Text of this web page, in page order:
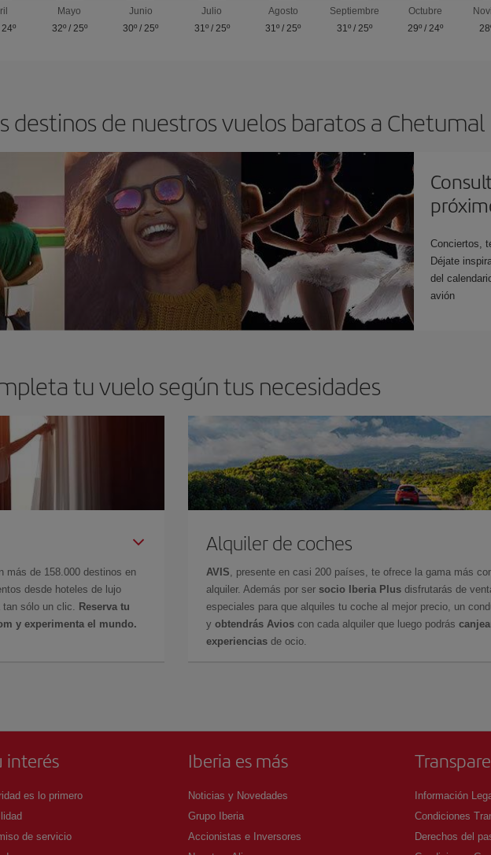
24º
Mayo
32º/ 25º
Junio
30º / 25º
Julio
31º/ 25º
Agosto
31º / 25º
Septiembre
31º/ 25º
Octubre
29º / 24º
destinos de nuestros vuelos baratos a Chetumal
Conciertos,
Déjate
del
avión
tu vuelo según tus necesidades
más de 158.000 destinos en
desde hoteles de lujo
sólo un clic.
Reserva tu
y experimenta el mundo.
Alquiler de coches
AVIS , presente en casi 200 países, te ofrece la gama más
alquiler. Además por ser socio Iberia Plus disfrutarás de
especiales para que alquiles tu coche al mejor precio, un
y obtendrás Avios con cada alquiler que luego podrás
experiencias de ocio.
interés
es lo primero
de servicio
Iberia es más
Noticias y Novedades
Grupo Iberia
Accionistas e Inversores
Información
Condiciones
Derechos del